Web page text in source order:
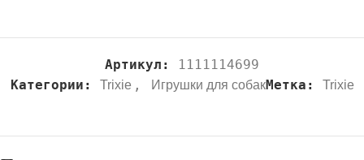
Артикул:
1111114699
Категории:
Trixie , Игрушки для собакМетка: Trixie